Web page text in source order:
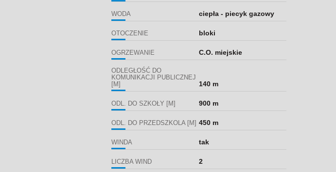
WODA ciepła - piecyk gazowy
OTOCZENIE bloki
OGRZEWANIE C.O. miejskie
ODLEGŁOŚĆ DO
KOMUNIKACJI PUBLICZNEJ
[M]
140 m
ODL. DO SZKOŁY [M] 900 m
ODL. DO PRZEDSZKOLA [M] 450 m
WINDA tak
LICZBA WIND 2